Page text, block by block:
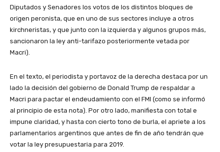
Diputados y Senadores los votos de los distintos bloques de
origen peronista, que en uno de sus sectores incluye a otros
kirchneristas, y que junto con la izquierda y algunos grupos más,
sancionaron la ley anti-tarifazo posteriormente vetada por
Macri).
En el texto, el periodista y portavoz de la derecha destaca por un
lado la decisión del gobierno de Donald Trump de respaldar a
Macri para pactar el endeudamiento con el FMI (como se informó
al principio de esta nota). Por otro lado, manifiesta con total e
impune claridad, y hasta con cierto tono de burla, el apriete a los
parlamentarios argentinos que antes de fin de año tendrán que
votar la ley presupuestaria para 2019.